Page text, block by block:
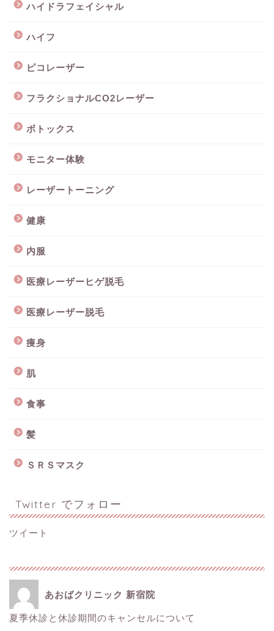
ハイドラフェイシャル
ハイフ
ピコレーザー
フラクショナルCO2レーザー
ボトックス
モニター体験
レーザートーニング
健康
内服
医療レーザーヒゲ脱毛
医療レーザー脱毛
痩身
肌
食事
髪
ＳＲＳマスク
Twitter でフォロー
ツイート
あおばクリニック 新宿院
夏季休診と休診期間のキャンセルについて